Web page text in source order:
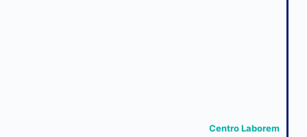
Centro Laborem